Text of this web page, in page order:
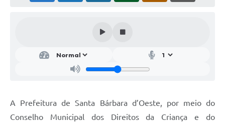
Parcerias com Organização da Sociedade Civil (OSC)
Principal
Galeria de Fotos
A Prefeitura de Santa Bárbara d’Oeste, por meio do
Conselho Municipal dos Direitos da Criança e do